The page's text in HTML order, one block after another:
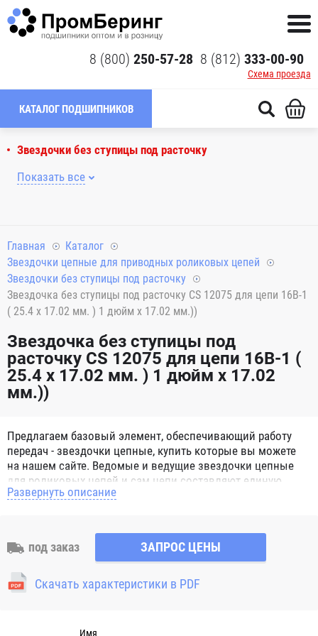
8 (800) 250-57-28 8 (812) 333-00-90
Схема проезда
КАТАЛОГ ПОДШИПНИКОВ
Звездочки без ступицы под расточку
Показать все
Главная
Каталог
Звездочки цепные для приводных роликовых цепей
Звездочки без ступицы под расточку
Звездочка без ступицы под расточку CS 12075 для цепи 16B-1
( 25.4 x 17.02 мм. ) 1 дюйм x 17.02 мм.))
Звездочка без ступицы под
расточку CS 12075 для цепи 16B-1 (
25.4 x 17.02 мм. ) 1 дюйм x 17.02
мм.))
Предлагаем базовый элемент, обеспечивающий работу
передач - звездочки цепные, купить которые вы можете
на нашем сайте. Ведомые и ведущие звездочки цепные
для роликовых цепей и сам цепи составляют единую
систему, способную справиться с мощными нагрузками.
вала. Норматив, определяющий характеристики и
параметры, согласно которым изготавливаются
звездочки цепные – ГОСТ 13576-81, а для цепей втулочных
и роликовых - ГОСТ 591-69. Выпускаются следующие
многозубые; без ступицы; под втулку; Натяжные. Число
Развернуть описание
под заказ ЗАПРОС ЦЕНЫ
Скачать характеристики в PDF
Имя